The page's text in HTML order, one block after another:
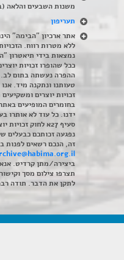
משנות השבעים והלאה
תעריפון
אתר ארכיון "הבימה"
ללא מטרות רווח.
נמצאות בידי תיאטרון
ככל שהופרו זכויות
ההפרה נעשתה בתום לב.
טעותנו ונתקנה מיד.
זכויות יוצרים
בחומרים המופיעים
ידנו. כל עוד לא אותרו
נפגעה זכותכם כבעלים
זה, הנכם רשאים לפנות
ביצירה/מתן קרדיט. אנא
תצרפו צילום מסך
לתקן את הדבר. תודה